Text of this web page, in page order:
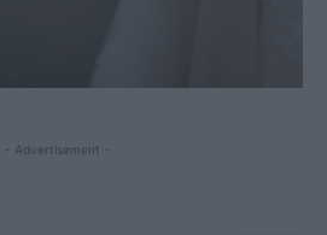
- Advertisement -